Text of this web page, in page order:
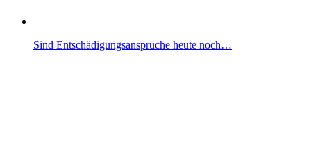
Sind Entschädigungsansprüche heute noch…